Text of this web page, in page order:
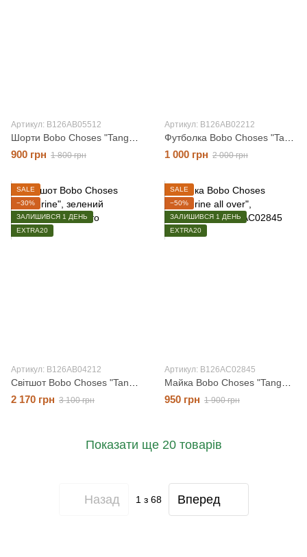
Артикул: B126AB05512
900 грн 1 800 грн
Артикул: B126AB02212
1 000 грн 2 000 грн
SALE
−30%
ЗАЛИШИВСЯ 1 ДЕНЬ
EXTRA20
Артикул: B126AB04212
2 170 грн 3 100 грн
SALE
−50%
ЗАЛИШИВСЯ 1 ДЕНЬ
EXTRA20
Артикул: B126AC02845
950 грн 1 900 грн
Показати ще 20 товарів
Назад 1 з 68 Вперед